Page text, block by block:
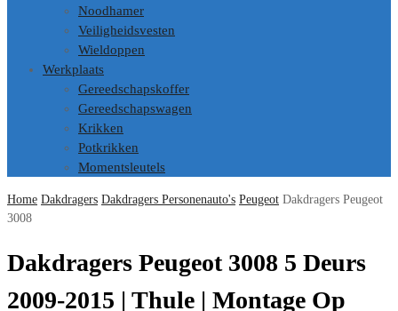
Noodhamer
Veiligheidsvesten
Wieldoppen
Werkplaats
Gereedschapskoffer
Gereedschapswagen
Krikken
Potkrikken
Momentsleutels
Home Dakdragers Dakdragers Personenauto's Peugeot Dakdragers Peugeot
3008
Dakdragers Peugeot 3008 5 Deurs
2009-2015 | Thule | Montage Op